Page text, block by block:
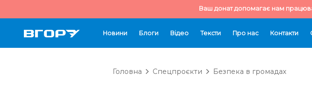
Ваш донат допомагає нам
Новини Блоги Відео Тексти Про нас Контакти
Головна Спецпроєкти Безпека в громадах